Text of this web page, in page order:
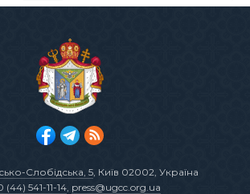
Слобідська, 5, Київ 02002, Україна
(44) 541-11-14, press@ugcc.org.ua